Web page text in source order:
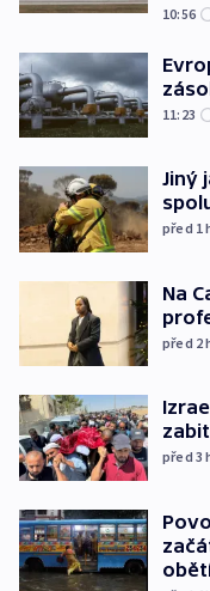
10:56
11:23
Jiný
před 1
Na
před 2
před 3